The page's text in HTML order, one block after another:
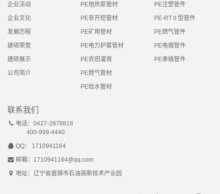
企业活动
企业文化
发展历程
建硕荣誉
建硕展示
公司简介
PE地热泵管材
PE非开挖管材
PE矿用管材
PE电力护套管材
PE农田灌溉
PE燃气管材
PE给水管材
PE注塑管件
PE-RTⅡ型管件
PE燃气管件
PE电熔管件
PE承插管件
联系我们
电话：0427-2878818
400-999-4440
QQ： 1710941164
邮箱：1710941164@qq.com
地址：辽宁省盘锦市石油高新技术产业园